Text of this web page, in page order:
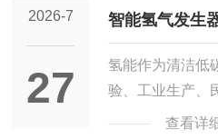
局限与环保短板
技术，整套设备
2026-7
27
智能氢气发生
化设备新选择
氢能作为清洁低
验、工业生产、
场景持续拓展。
查看详